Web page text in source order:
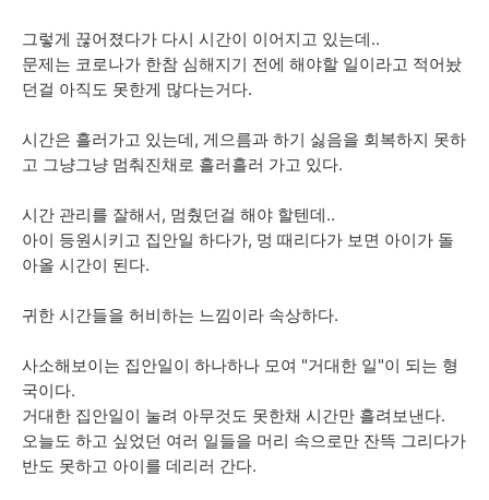
그렇게 끊어졌다가 다시 시간이 이어지고 있는데..
문제는 코로나가 한참 심해지기 전에 해야할 일이라고 적어놨
던걸 아직도 못한게 많다는거다.
시간은 흘러가고 있는데, 게으름과 하기 싫음을 회복하지 못하
고 그냥그냥 멈춰진채로 흘러흘러 가고 있다.
시간 관리를 잘해서, 멈췄던걸 해야 할텐데..
아이 등원시키고 집안일 하다가, 멍 때리다가 보면 아이가 돌
아올 시간이 된다.
귀한 시간들을 허비하는 느낌이라 속상하다.
사소해보이는 집안일이 하나하나 모여 "거대한 일"이 되는 형
국이다.
거대한 집안일이 눌려 아무것도 못한채 시간만 흘려보낸다.
오늘도 하고 싶었던 여러 일들을 머리 속으로만 잔뜩 그리다가
반도 못하고 아이를 데리러 간다.